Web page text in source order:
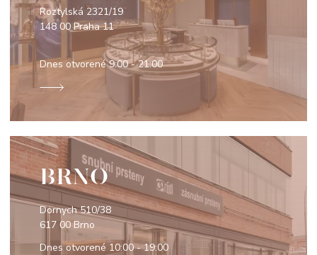
Roztylská 2321/19
148 00 Praha 11
Dnes otvorené9:00 - 21:00
BRNO
Dornych 510/38
617 00 Brno
Dnes otvorené10:00 - 19:00